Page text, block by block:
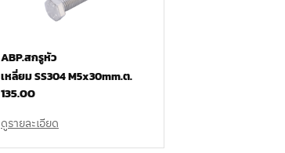
ABP.สกรูหัว
เหลี่ยม SS304 M5x30mm.ต.
135.00
ดูรายละเอียด